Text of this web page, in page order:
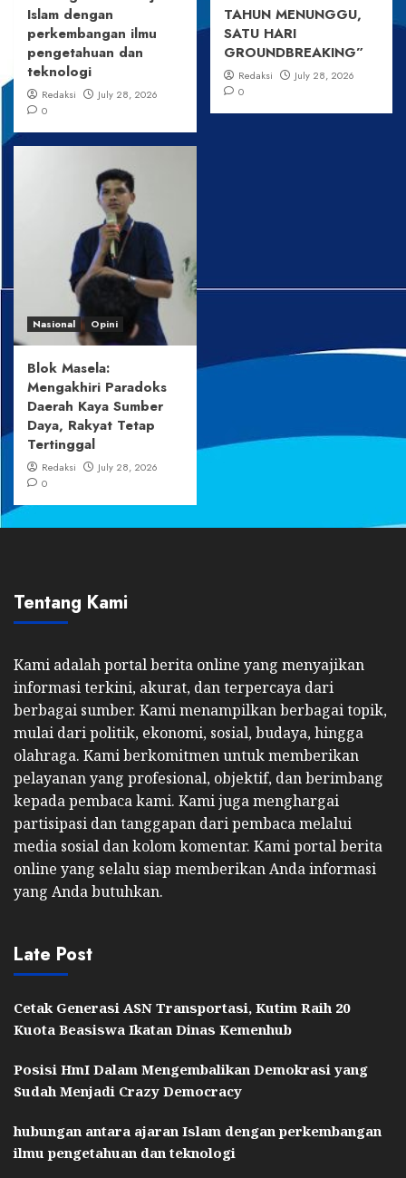
Islam dengan
perkembangan ilmu
pengetahuan dan
teknologi
Redaksi
July 28, 2026
0
TAHUN MENUNGGU,
SATU HARI
GROUNDBREAKING”
Redaksi
July 28, 2026
0
Nasional Opini
Blok Masela:
Mengakhiri Paradoks
Daerah Kaya Sumber
Daya, Rakyat Tetap
Tertinggal
Redaksi
July 28, 2026
0
Tentang Kami
Kami adalah portal berita online yang menyajikan
informasi terkini, akurat, dan terpercaya dari
berbagai sumber. Kami menampilkan berbagai topik,
mulai dari politik, ekonomi, sosial, budaya, hingga
olahraga. Kami berkomitmen untuk memberikan
pelayanan yang profesional, objektif, dan berimbang
kepada pembaca kami. Kami juga menghargai
partisipasi dan tanggapan dari pembaca melalui
media sosial dan kolom komentar. Kami portal berita
online yang selalu siap memberikan Anda informasi
yang Anda butuhkan.
Late Post
Cetak Generasi ASN Transportasi, Kutim Raih 20
Kuota Beasiswa Ikatan Dinas Kemenhub
Posisi HmI Dalam Mengembalikan Demokrasi yang
Sudah Menjadi Crazy Democracy
hubungan antara ajaran Islam dengan perkembangan
ilmu pengetahuan dan teknologi